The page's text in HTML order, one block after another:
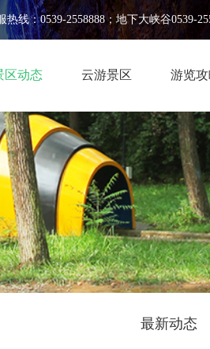
热线：0539-2558888；地下大峡谷0539-
区动态 云游景区 游览
最新动态